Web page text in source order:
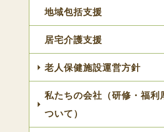
地域包括支援
居宅介護支援
老人保健施設運営方針
私たちの会社（研修・福利
ついて）